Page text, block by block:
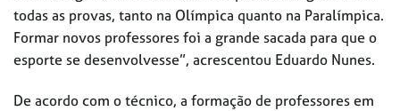
todas as provas, tanto na Olímpica quanto na Paralímpica.
Formar novos professores foi a grande sacada para que o
esporte se desenvolvesse”, acrescentou Eduardo Nunes.
De acordo com o técnico, a formação de professores em